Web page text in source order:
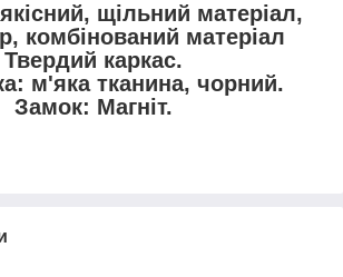
щільний матеріал,
комбінований матеріал
Твердий каркас.
м'яка тканина, чорний.
Замок: Магніт.